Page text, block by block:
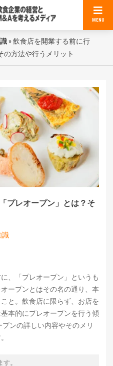
MENU
»飲食店を開業する前に行
の方法や行うメリット
プレオープン」とは？そ
識
、「プレオープン」というも
ープンとはその名の通り、本
と。飲食店に限らず、お店を
本的にプレオープンを行う傾
ンの詳しい内容やそのメリ
。